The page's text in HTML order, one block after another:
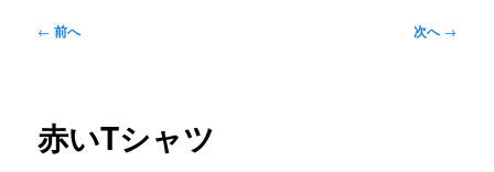
投
ゲ
ー
← 前へ 次へ→
赤いTシャツ